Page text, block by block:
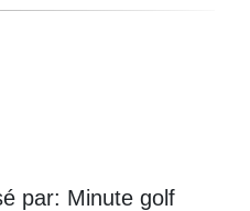
par: Minute golf